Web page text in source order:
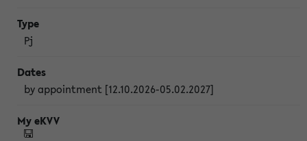
Pj
by appointment [12.10.2026-05.02.2027]